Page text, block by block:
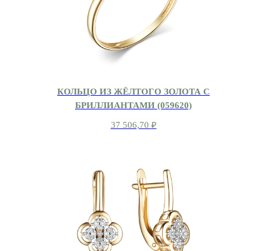
КОЛЬЦО ИЗ ЖЁЛТОГО ЗОЛОТА С
БРИЛЛИАНТАМИ (059620)
37 506,70 ₽